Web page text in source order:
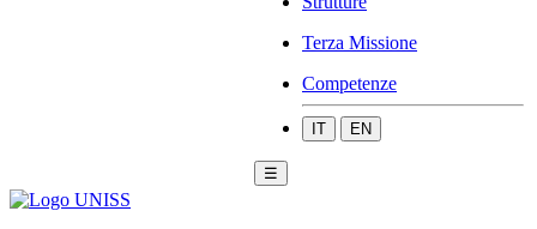
Terza Missione
Competenze
IT EN
☰